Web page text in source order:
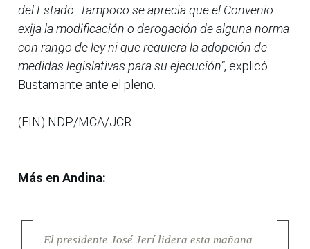
del Estado. Tampoco se aprecia que el Convenio
exija la modificación o derogación de alguna norma
con rango de ley ni que requiera la adopción de
medidas legislativas para su ejecución”, explicó
Bustamante ante el pleno.
(FIN) NDP/MCA/JCR
Más en Andina:
El presidente José Jerí lidera esta mañana